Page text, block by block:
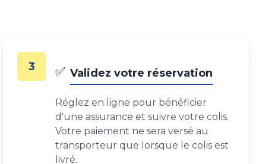
3 ✅ Validez votre réservation
Réglez en ligne pour bénéficier
d'une assurance et suivre votre colis.
Votre paiement ne sera versé au
transporteur que lorsque le colis est
livré.